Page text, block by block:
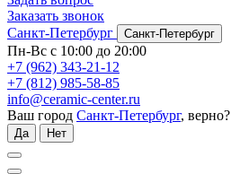
Заказать звонок
Санкт-Петербург
Санкт-Петербург
Пн-Вс с 10:00 до 20:00
+7 (962) 343-21-12
+7 (812) 985-58-85
info@ceramic-center.ru
Ваш город Санкт-Петербург, верно?
Да Нет